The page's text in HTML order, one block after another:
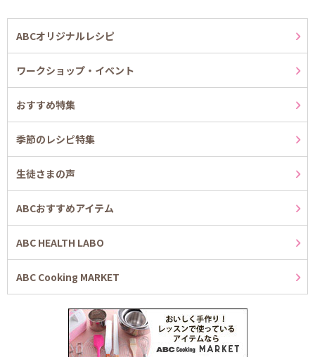
ABCオリジナルレシピ
ワークショップ・イベント
おすすめ特集
季節のレシピ特集
生徒さまの声
ABCおすすめアイテム
ABC HEALTH LABO
ABC Cooking MARKET